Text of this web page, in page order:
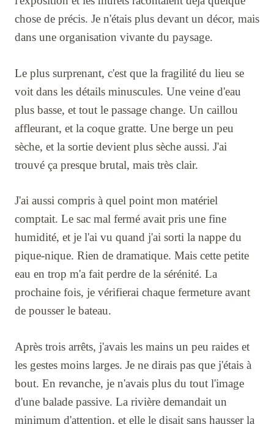
chose de précis. Je n'étais plus devant un décor, mais
dans une organisation vivante du paysage.
Le plus surprenant, c'est que la fragilité du lieu se
voit dans les détails minuscules. Une veine d'eau
plus basse, et tout le passage change. Un caillou
affleurant, et la coque gratte. Une berge un peu
sèche, et la sortie devient plus sèche aussi. J'ai
trouvé ça presque brutal, mais très clair.
J'ai aussi compris à quel point mon matériel
comptait. Le sac mal fermé avait pris une fine
humidité, et je l'ai vu quand j'ai sorti la nappe du
pique-nique. Rien de dramatique. Mais cette petite
eau en trop m'a fait perdre de la sérénité. La
prochaine fois, je vérifierai chaque fermeture avant
de pousser le bateau.
Après trois arrêts, j'avais les mains un peu raides et
les gestes moins larges. Je ne dirais pas que j'étais à
bout. En revanche, je n'avais plus du tout l'image
d'une balade passive. La rivière demandait un
minimum d'attention, et elle le disait sans hausser la